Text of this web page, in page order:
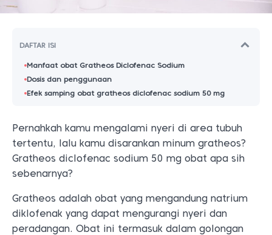
DAFTAR ISI
Manfaat obat Gratheos Diclofenac Sodium
Dosis dan penggunaan
Efek samping obat gratheos diclofenac sodium 50 mg
Pernahkah kamu mengalami nyeri di area tubuh
tertentu, lalu kamu disarankan minum gratheos?
Gratheos diclofenac sodium 50 mg obat apa sih
sebenarnya?
Gratheos adalah obat yang mengandung natrium
diklofenak yang dapat mengurangi nyeri dan
peradangan. Obat ini termasuk dalam golongan